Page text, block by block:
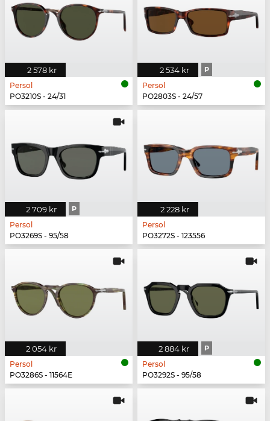
2 578 kr
Persol
PO3210S - 24/31
2 534 kr P
Persol
PO2803S - 24/57
2 709 kr P
Persol
PO3269S - 95/58
2 228 kr
Persol
PO3272S - 123556
2 054 kr
Persol
PO3286S - 11564E
2 884 kr P
Persol
PO3292S - 95/58